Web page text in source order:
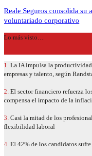
Reale Seguros consolida su
voluntariado corporativo
Lo más visto…
1. La IA impulsa la productividad
empresas y talento, según
2. El sector financiero refuerza
compensa el impacto de la
3. Casi la mitad de los
flexibilidad laboral
4. El 42% de los candidatos